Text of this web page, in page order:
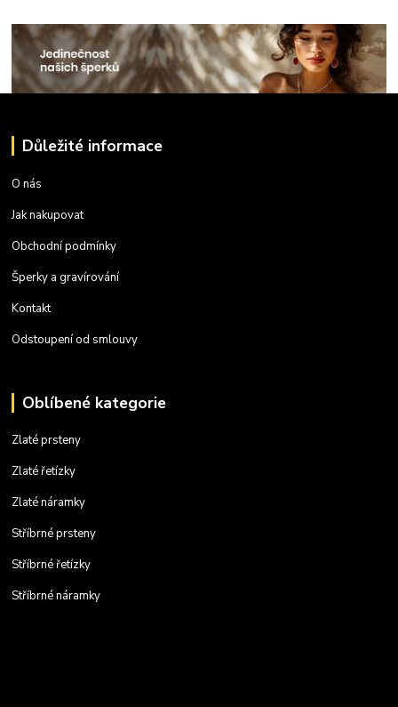
Důležité informace
O nás
Jak nakupovat
Obchodní podmínky
Šperky a gravírování
Kontakt
Odstoupení od smlouvy
Oblíbené kategorie
Zlaté prsteny
Zlaté řetízky
Zlaté náramky
Stříbrné prsteny
Stříbrné řetízky
Stříbrné náramky